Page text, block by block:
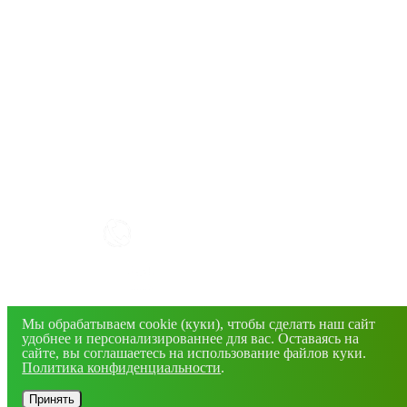
г. Брянск, ул. Фосфоритная, 1В
© 2026 Все права защищены. Информация сайта
защищена законом об авторских правах.
Мы обрабатываем cookie (куки), чтобы сделать наш сайт
удобнее и персонализированнее для вас. Оставаясь на
сайте, вы соглашаетесь на использование файлов куки.
Политика конфиденциальности.
Принять